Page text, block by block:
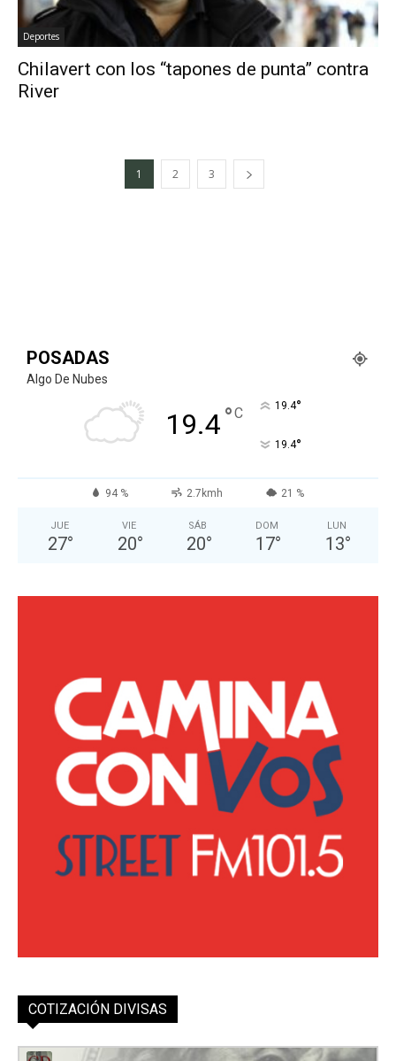
Deportes
Chilavert con los “tapones de punta” contra
River
1 2 3
POSADAS
Algo De Nubes
19.4°C 19.4°
19.4°
94 % 2.7kmh 21 %
JUE
27°
VIE
20°
SÁB
20°
DOM
17°
LUN
13°
COTIZACIÓN DIVISAS